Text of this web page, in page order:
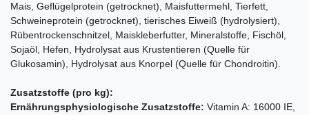
Mais, Geflügelprotein (getrocknet), Maisfuttermehl, Tierfett,
Schweineprotein (getrocknet), tierisches Eiweiß (hydrolysiert),
Rübentrockenschnitzel, Maiskleberfutter, Mineralstoffe, Fischöl,
Sojaöl, Hefen, Hydrolysat aus Krustentieren (Quelle für
Glukosamin), Hydrolysat aus Knorpel (Quelle für Chondroitin).
Zusatzstoffe (pro kg):
Ernährungsphysiologische Zusatzstoffe: Vitamin A: 16000 IE,